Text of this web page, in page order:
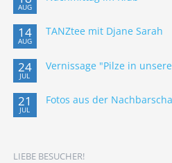
AUG
14
AUG
TANZtee mit Djane Sarah
24
JUL
Vernissage "Pilze in
21
JUL
Fotos aus der
LIEBE BESUCHER!